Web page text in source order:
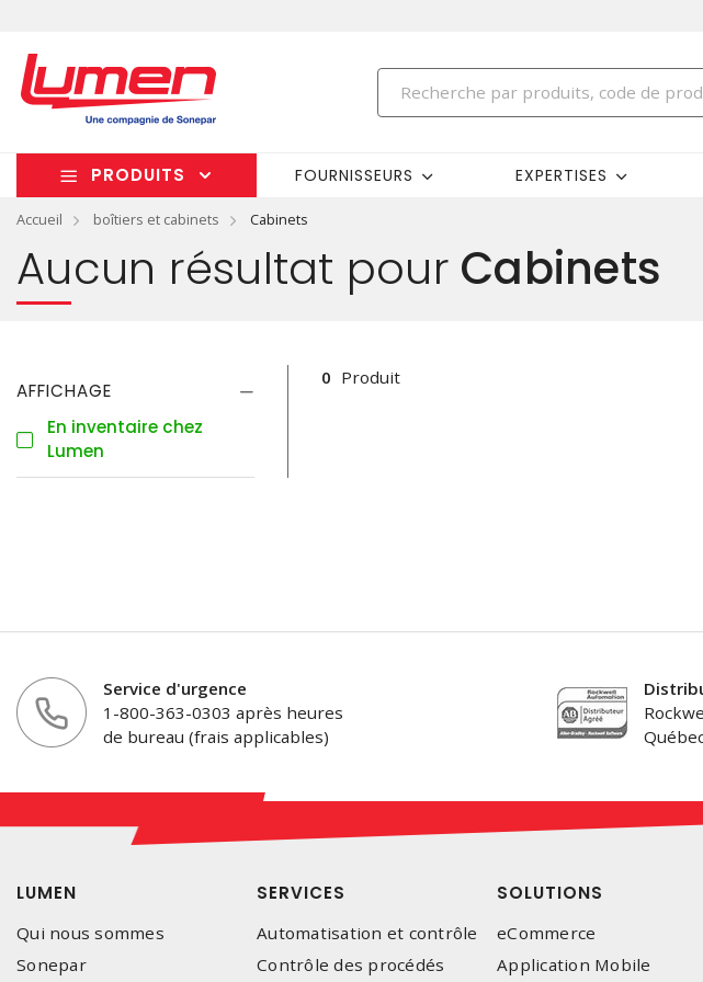
PRODUITS FOURNISSEURS EXPERTISES
Accueil boîtiers et cabinets Cabinets
Aucun résultat pour Cabinets
AFFICHAGE
En inventaire chez
Lumen
0 Produit
Service d'urgence
1-800-363-0303 après heures
de bureau (frais applicables)
LUMEN
Qui nous sommes
Sonepar
SERVICES
Automatisation et contrôle
Contrôle des procédés
SOLUTIONS
eCommerce
Application Mobile